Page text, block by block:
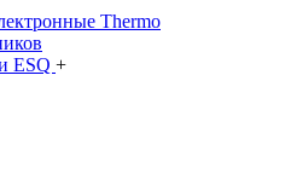
Thermo
ESQ +